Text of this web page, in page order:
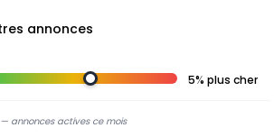
annonces
5% plus cher
— annonces actives ce mois